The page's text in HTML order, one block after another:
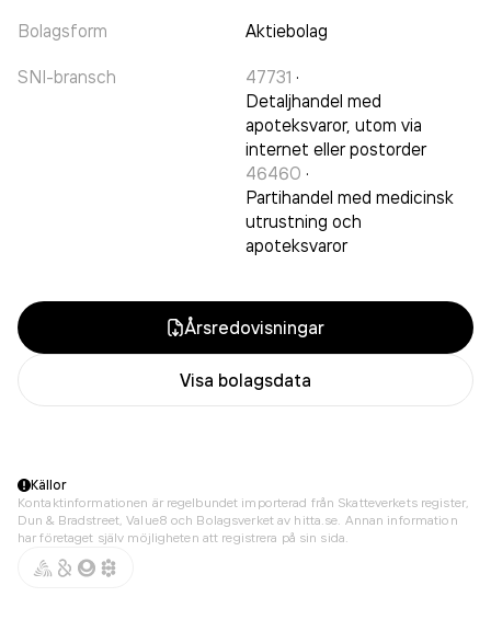
Bolagsform Aktiebolag
SNI-bransch 47731 ·
Detaljhandel med
apoteksvaror, utom via
internet eller postorder
46460 ·
Partihandel med medicinsk
utrustning och
apoteksvaror
Årsredovisningar
Visa bolagsdata
Källor
Kontaktinformationen är regelbundet importerad från Skatteverkets register,
Dun & Bradstreet, Value8 och Bolagsverket av hitta.se. Annan information
har företaget själv möjligheten att registrera på sin sida.